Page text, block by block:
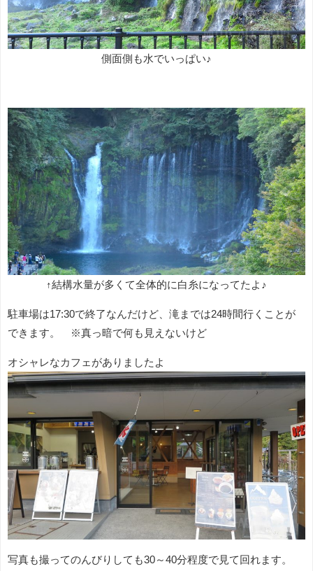
側面側も水でいっぱい♪
↑結構水量が多くて全体的に白糸になってたよ♪
駐車場は17:30で終了なんだけど、滝までは24時間行くことが
できます。 ※真っ暗で何も見えないけど
オシャレなカフェがありましたよ
写真も撮ってのんびりしても30～40分程度で見て回れます。